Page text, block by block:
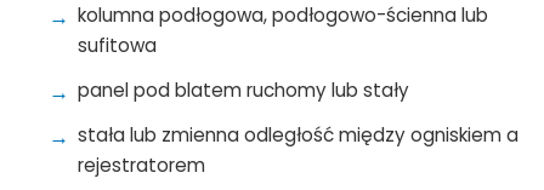
kolumna podłogowa, podłogowo-ścienna lub
sufitowa
panel pod blatem ruchomy lub stały
stała lub zmienna odległość między ogniskiem a
rejestratorem